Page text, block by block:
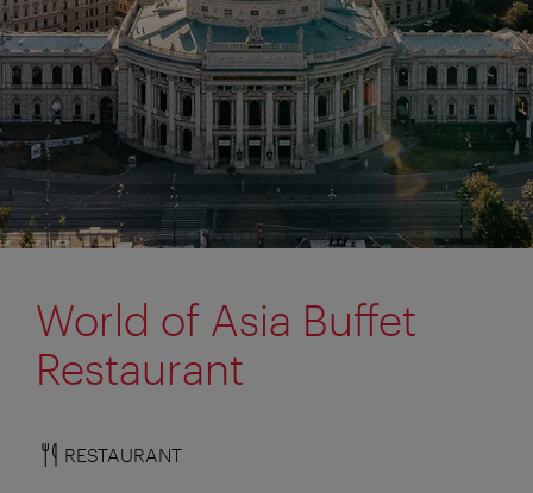
World of Asia Buffet
Restaurant
RESTAURANT